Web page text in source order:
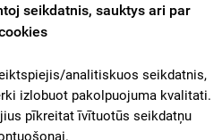
© 2026
iz augšu
seikdatnis, sauktys ari par
analitiskuos seikdatnis,
izlobuot pakolpuojuma kvalitati.
pīkreitat īvītuotūs seikdatņu